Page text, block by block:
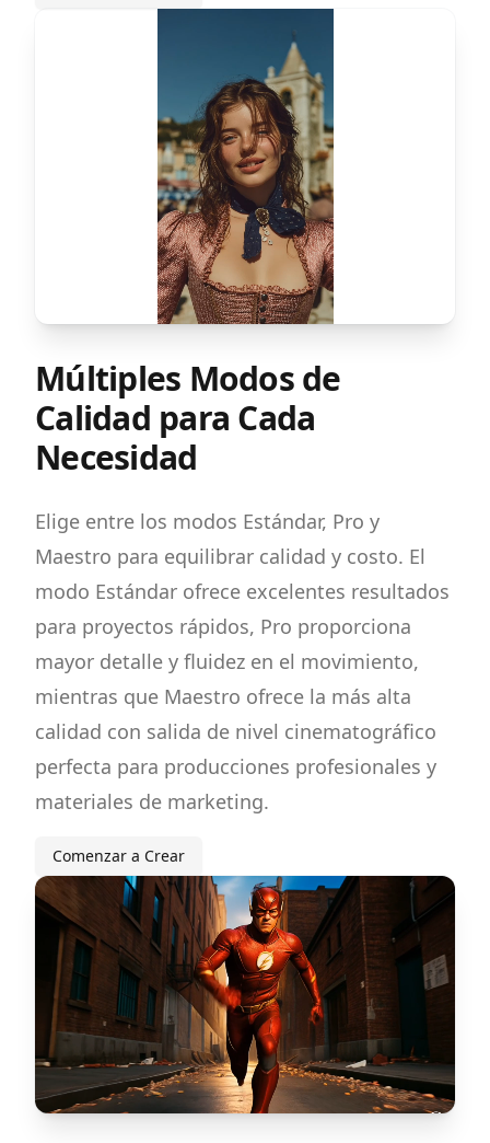
Múltiples Modos de
Calidad para Cada
Necesidad
Elige entre los modos Estándar, Pro y
Maestro para equilibrar calidad y costo. El
modo Estándar ofrece excelentes resultados
para proyectos rápidos, Pro proporciona
mayor detalle y fluidez en el movimiento,
mientras que Maestro ofrece la más alta
calidad con salida de nivel cinematográfico
perfecta para producciones profesionales y
materiales de marketing.
Comenzar a Crear